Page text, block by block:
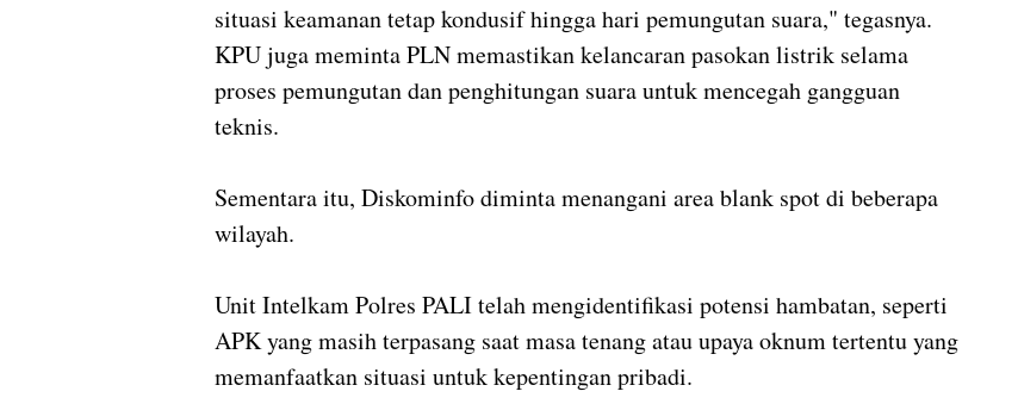
situasi keamanan tetap kondusif hingga hari pemungutan suara," tegasnya.
KPU juga meminta PLN memastikan kelancaran pasokan listrik selama
proses pemungutan dan penghitungan suara untuk mencegah gangguan
teknis.
Sementara itu, Diskominfo diminta menangani area blank spot di beberapa
wilayah.
Unit Intelkam Polres PALI telah mengidentifikasi potensi hambatan, seperti
APK yang masih terpasang saat masa tenang atau upaya oknum tertentu yang
memanfaatkan situasi untuk kepentingan pribadi.